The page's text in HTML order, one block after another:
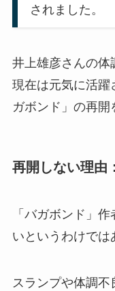
されました。
井上雄彦さんの体
現在は元気に活躍
ガボンド」の再開
再開しない理由
「バガボンド」
いというわけでは
スランプや体調